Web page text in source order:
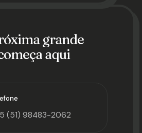
grande
aqui
(51) 98483-2062